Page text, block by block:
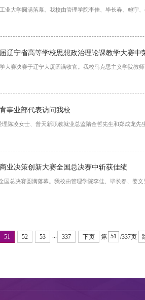
业大学圆满落幕。我校由管理学院李佳、毕长春、鲍宇
辽宁省高等学校思想政治理论课教学大赛中
大赛决赛于辽宁大厦圆满收官。我校马克思主义学院教
事业部代表访问我校
陈凌女士、普天新职教就业总监隋金哲先生和郑成龙先
业决策创新大赛全国总决赛中斩获佳绩
总决赛圆满落幕。我校由管理学院李佳、毕长春、姜
51 52 53 ... 337 下页 第 /337页